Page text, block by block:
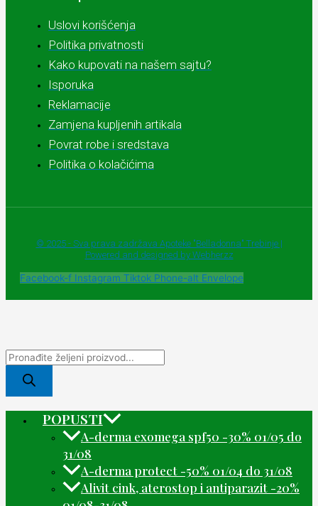
Uslovi korišćenja
Politika privatnosti
Kako kupovati na našem sajtu?
Isporuka
Reklamacije
Zamjena kupljenih artikala
Povrat robe i sredstava
Politika o kolačićima
© 2025 - Sva prava zadržava Apoteke "Belladonna" Trebinje |
Powered and designed by Webherzz
Facebook-f Instagram Tiktok Phone-alt Envelope
POPUSTI
A-derma exomega spf50 -30% 01/05 do
31/08
A-derma protect -50% 01/04 do 31/08
Alivit cink, aterostop i antiparazit -20%